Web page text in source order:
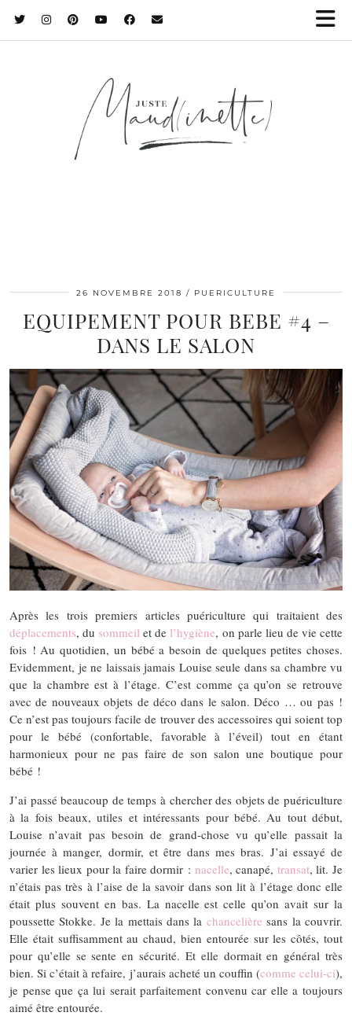
26 NOVEMBRE 2018 PUERICULTURE
EQUIPEMENT POUR BEBE #4 –
DANS LE SALON
Après les trois premiers articles puériculture qui traitaient des
déplacements, du sommeil et de l’hygiène, on parle lieu de vie cette
fois ! Au quotidien, un bébé a besoin de quelques petites choses.
Evidemment, je ne laissais jamais Louise seule dans sa chambre vu
que la chambre est à l’étage. C’est comme ça qu’on se retrouve
avec de nouveaux objets de déco dans le salon. Déco … ou pas !
Ce n’est pas toujours facile de trouver des accessoires qui soient top
pour le bébé (confortable, favorable à l’éveil) tout en étant
harmonieux pour ne pas faire de son salon une boutique pour
bébé !
J’ai passé beaucoup de temps à chercher des objets de puériculture
à la fois beaux, utiles et intéressants pour bébé. Au tout début,
Louise n’avait pas besoin de grand-chose vu qu’elle passait la
journée à manger, dormir, et être dans mes bras. J’ai essayé de
varier les lieux pour la faire dormir : nacelle, canapé, transat, lit. Je
n’étais pas très à l’aise de la savoir dans son lit à l’étage donc elle
était plus souvent en bas. La nacelle est celle qu’on avait sur la
poussette Stokke. Je la mettais dans la chancelière sans la couvrir.
Elle était suffisamment au chaud, bien entourée sur les côtés, tout
pour qu’elle se sente en sécurité. Et elle dormait en général très
bien. Si c’était à refaire, j’aurais acheté un couffin (comme celui-ci),
je pense que ça lui serait parfaitement convenu car elle a toujours
aimé être entourée.